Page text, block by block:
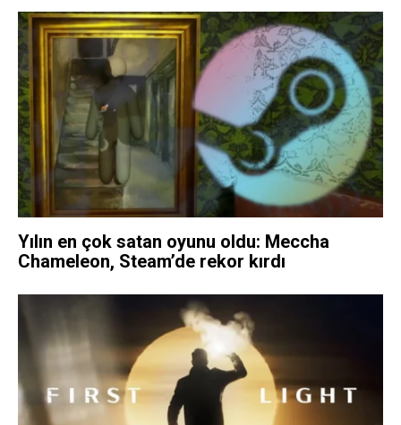
Yılın en çok satan oyunu oldu: Meccha
Chameleon, Steam’de rekor kırdı